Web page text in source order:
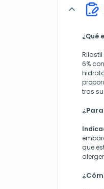
expand_more
¿Qué
6%
tras
que